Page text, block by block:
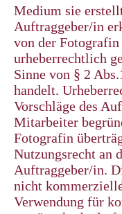
Medium sie
Auftraggeber/in
von der
urheberrechtlich
Sinne von § 2
handelt.
Vorschläge des
Mitarbeiter
Fotografin
Nutzungsrecht an
Auftraggeber/in.
nicht
Verwendung für